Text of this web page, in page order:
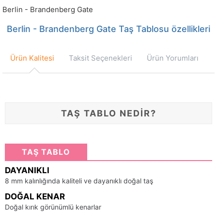
Berlin - Brandenberg Gate
Berlin - Brandenberg Gate Taş Tablosu özellikleri
Ürün Kalitesi Taksit Seçenekleri Ürün Yorumları
TAŞ TABLO NEDİR?
TAŞ TABLO
DAYANIKLI
8 mm kalınlığında kaliteli ve dayanıklı doğal taş
DOĞAL KENAR
Doğal kırık görünümlü kenarlar